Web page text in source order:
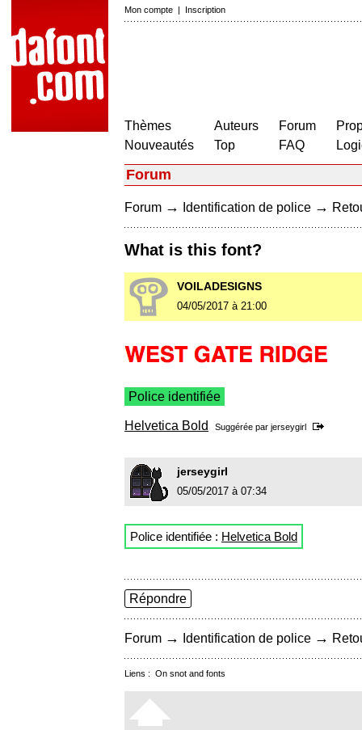
Mon compte | Inscription
Thèmes
Nouveautés
Auteurs
Top
Forum
FAQ
Forum
Forum → Identification de police →
What is this font?
VOILADESIGNS
04/05/2017 à 21:00
Police identifiée
Helvetica Bold Suggérée par jerseygirl
jerseygirl
05/05/2017 à 07:34
Police identifiée : Helvetica Bold
Répondre
Forum → Identification de police →
Liens : On snot and fonts